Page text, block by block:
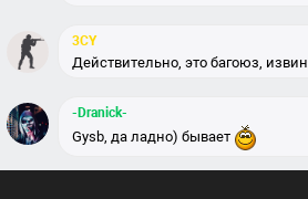
3CY
Действительно, это багоюз,
-Dranick-
Gysb, да ладно) бывает